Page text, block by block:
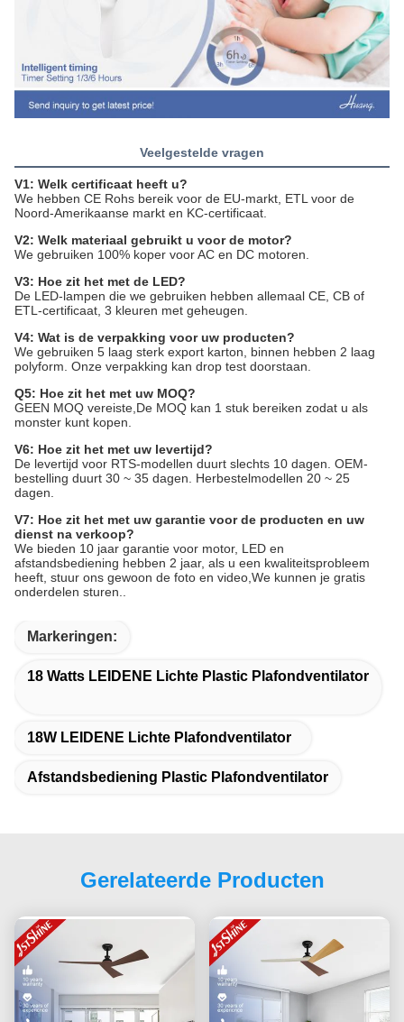
Veelgestelde vragen
V1: Welk certificaat heeft u?
We hebben CE Rohs bereik voor de EU-markt, ETL voor de
Noord-Amerikaanse markt en KC-certificaat.
V2: Welk materiaal gebruikt u voor de motor?
We gebruiken 100% koper voor AC en DC motoren.
V3: Hoe zit het met de LED?
De LED-lampen die we gebruiken hebben allemaal CE, CB of
ETL-certificaat, 3 kleuren met geheugen.
V4: Wat is de verpakking voor uw producten?
We gebruiken 5 laag sterk export karton, binnen hebben 2 laag
polyform. Onze verpakking kan drop test doorstaan.
Q5: Hoe zit het met uw MOQ?
GEEN MOQ vereiste,De MOQ kan 1 stuk bereiken zodat u als
monster kunt kopen.
V6: Hoe zit het met uw levertijd?
De levertijd voor RTS-modellen duurt slechts 10 dagen. OEM-
bestelling duurt 30 ~ 35 dagen. Herbestelmodellen 20 ~ 25
dagen.
V7: Hoe zit het met uw garantie voor de producten en uw
dienst na verkoop?
We bieden 10 jaar garantie voor motor, LED en
afstandsbediening hebben 2 jaar, als u een kwaliteitsprobleem
heeft, stuur ons gewoon de foto en video,We kunnen je gratis
onderdelen sturen..
Markeringen:
18 Watts LEIDENE Lichte Plastic Plafondventilator
18W LEIDENE Lichte Plafondventilator
Afstandsbediening Plastic Plafondventilator
Gerelateerde Producten